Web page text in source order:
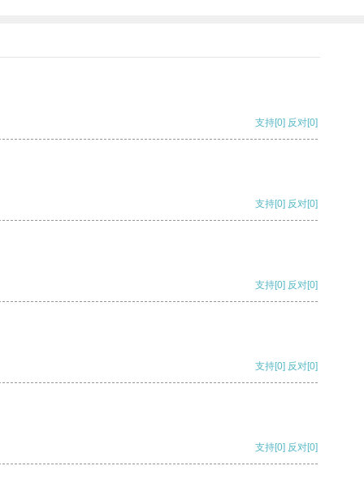
支持[0] 反对[0]
支持[0] 反对[0]
支持[0] 反对[0]
支持[0] 反对[0]
支持[0] 反对[0]